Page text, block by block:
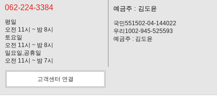
062-224-3384
평일
오전 11시 ~ 밤 8시
토요일
오전 11시 ~ 밤 8시
일요일,공휴일
오전 11시 ~ 밤 7시
예금주 : 김도윤
국민551502-04-144022
우리1002-945-525593
예금주 : 김도윤
고객센터 연결